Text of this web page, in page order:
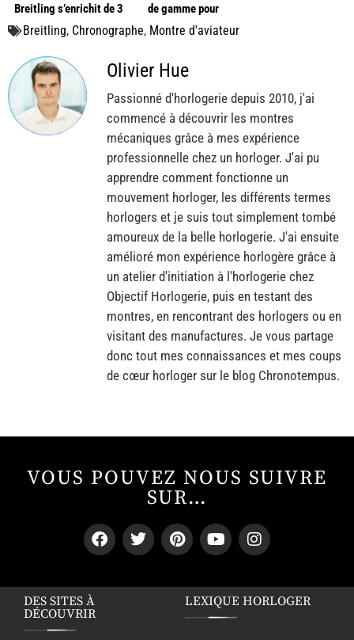
Breitling s’enrichit de 3
nouvelles lignes !
de gamme pour
commencer mai !
Breitling, Chronographe, Montre d'aviateur
Olivier Hue
Passionné d'horlogerie depuis 2010, j'ai
commencé à découvrir les montres
mécaniques grâce à mes expérience
professionnelle chez un horloger. J'ai pu
apprendre comment fonctionne un
mouvement horloger, les différents termes
horlogers et je suis tout simplement tombé
amoureux de la belle horlogerie. J'ai ensuite
amélioré mon expérience horlogère grâce à
un atelier d'initiation à l'horlogerie chez
Objectif Horlogerie, puis en testant des
montres, en rencontrant des horlogers ou en
visitant des manufactures. Je vous partage
donc tout mes connaissances et mes coups
de cœur horloger sur le blog Chronotempus.
VOUS POUVEZ NOUS SUIVRE
SUR…
DES SITES À
DÉCOUVRIR
LEXIQUE HORLOGER